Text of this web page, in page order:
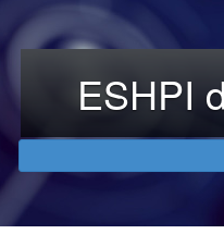
ESHPI